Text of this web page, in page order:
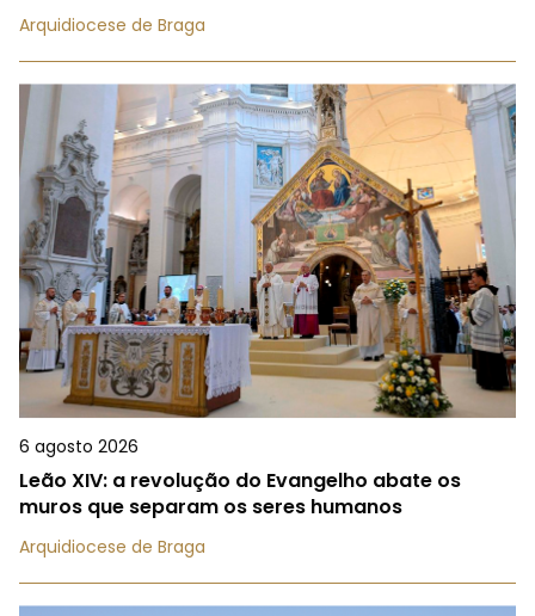
Arquidiocese de Braga
6 agosto 2026
Leão XIV: a revolução do Evangelho abate os
muros que separam os seres humanos
Arquidiocese de Braga